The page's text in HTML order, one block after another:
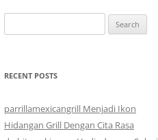
for:
RECENT POSTS
parrillamexicangrill Menjadi Ikon
Hidangan Grill Dengan Cita Rasa